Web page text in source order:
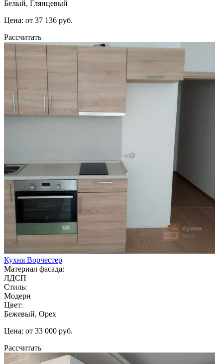
Белый, Глянцевый
Цена: от 37 136 руб.
Рассчитать
Кухня Ворчестер
Материал фасада:
ЛДСП
Стиль:
Модерн
Цвет:
Бежевый, Орех
Цена: от 33 000 руб.
Рассчитать